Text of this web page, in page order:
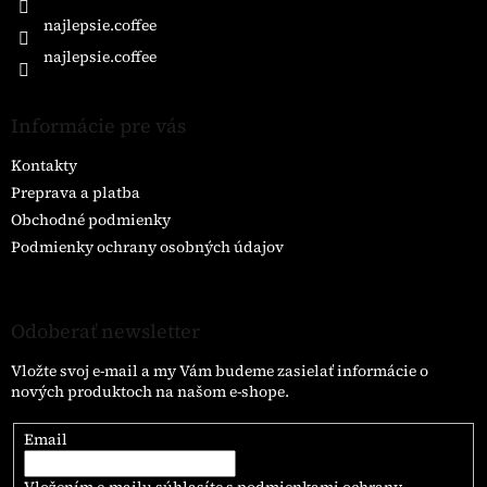
najlepsie.coffee
najlepsie.coffee
Informácie pre vás
Kontakty
Preprava a platba
Obchodné podmienky
Podmienky ochrany osobných údajov
Odoberať newsletter
Vložte svoj e-mail a my Vám budeme zasielať informácie o
nových produktoch na našom e-shope.
Email